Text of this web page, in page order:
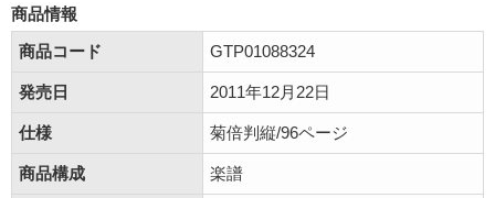
商品情報
商品コード
GTP01088324
発売日 2011年12月22日
仕様 菊倍判縦/96ページ
商品構成 楽譜